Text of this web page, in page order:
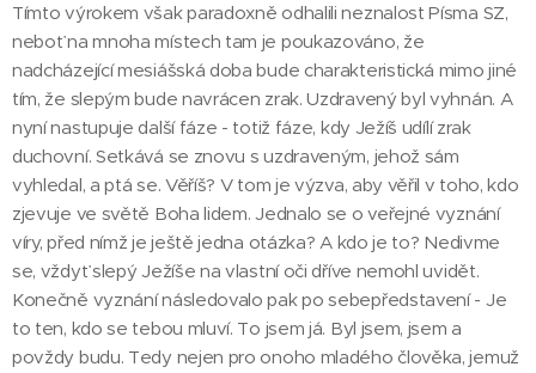
Tímto výrokem však paradoxně odhalili neznalost Písma SZ,
neboť na mnoha místech tam je poukazováno, že
nadcházející mesiášská doba bude charakteristická mimo jiné
tím, že slepým bude navrácen zrak. Uzdravený byl vyhnán. A
nyní nastupuje další fáze - totiž fáze, kdy Ježíš udílí zrak
duchovní. Setkává se znovu s uzdraveným, jehož sám
vyhledal, a ptá se. Věříš? V tom je výzva, aby věřil v toho, kdo
zjevuje ve světě Boha lidem. Jednalo se o veřejné vyznání
víry, před nímž je ještě jedna otázka? A kdo je to? Nedivme
se, vždyť slepý Ježíše na vlastní oči dříve nemohl uvidět.
Konečně vyznání následovalo pak po sebepředstavení - Je
to ten, kdo se tebou mluví. To jsem já. Byl jsem, jsem a
povždy budu. Tedy nejen pro onoho mladého člověka, jemuž